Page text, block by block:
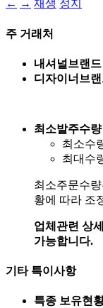
← → 재생 정지
주 거래처
내셔널브랜드
디자이너브
최소발주수량
최소수
최대수
최소주문수
황에 따라 조
업체관련 상
가능합니다.
기타 특이사항
특종 보유현